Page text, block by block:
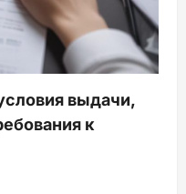
выдачи,
к